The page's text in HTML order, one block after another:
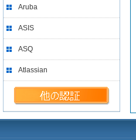
Aruba
ASIS
ASQ
Atlassian